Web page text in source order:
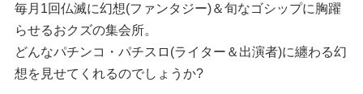
毎月1回仏滅に幻想(ファンタジー)＆旬なゴシップに胸躍
らせるおクズの集会所。
どんなパチンコ・パチスロ(ライター＆出演者)に纏わる幻
想を見せてくれるのでしょうか?